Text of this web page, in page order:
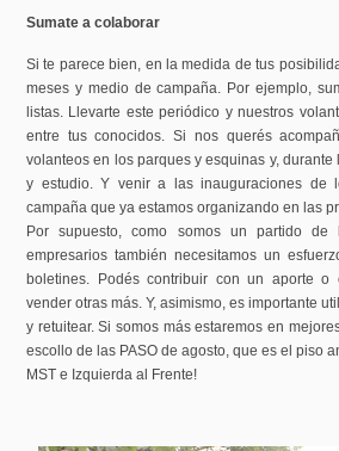
Sumate a colaborar
Si te parece bien, en la medida de tus
meses y medio de campaña. Por ejemplo,
listas. Llevarte este periódico y nuestros
entre tus conocidos. Si nos querés
volanteos en los parques y esquinas y,
y estudio. Y venir a las inauguraciones de
campaña que ya estamos organizando en las
Por supuesto, como somos un partido de
empresarios también necesitamos un
boletines. Podés contribuir con un aporte o
vender otras más. Y, asimismo, es importante
y retuitear. Si somos más estaremos en
escollo de las PASO de agosto, que es el piso
MST e Izquierda al Frente!